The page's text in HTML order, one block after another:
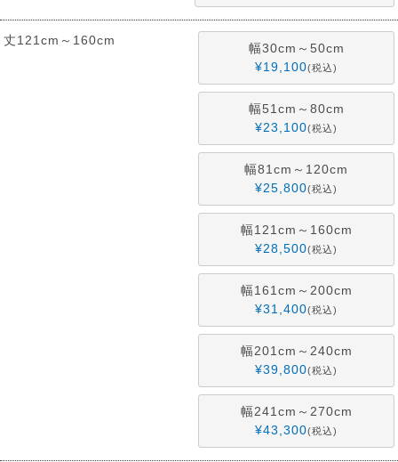
丈121cm～160cm
幅30cm～50cm
¥19,100 税込
幅51cm～80cm
¥23,100 税込
幅81cm～120cm
¥25,800 税込
幅121cm～160cm
¥28,500 税込
幅161cm～200cm
¥31,400 税込
幅201cm～240cm
¥39,800 税込
幅241cm～270cm
¥43,300 税込